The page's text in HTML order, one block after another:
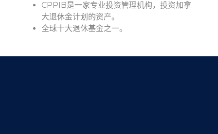
CPPIB是一家专业投资管理机构，投资加拿
大退休金计划的资产。
全球十大退休基金之一。